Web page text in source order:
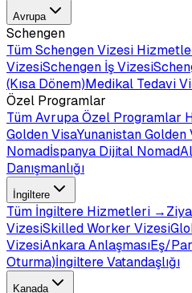
Avrupa
Schengen
TümSchengen Vizesi
VizesiSchengen İş Vizesi
(Kısa Dönem)Medikal Tedavi
Özel Programlar
TümAvrupa Özel Programlar
Golden VisaYunanistan Golden
Nomadİspanya Dijital Nomad
Danışmanlığı
İngiltere
Tüm İngiltere Hizmetleri →
VizesiSkilled Worker Vizesi
VizesiAnkara AnlaşmasıEş/
Oturma)İngiltere Vatandaşlığı
Kanada